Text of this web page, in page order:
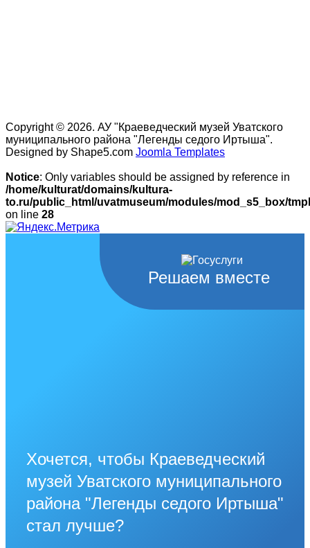
Copyright © 2026. АУ "Краеведческий музей Уватского
муниципального района "Легенды седого Иртыша".
Designed by Shape5.com Joomla Templates
Notice: Only variables should be assigned by reference in
/home/kulturat/domains/kultura-
to.ru/public_html/uvatmuseum/modules/mod_s5_box/
on line 28
Решаем вместе
Хочется, чтобы Краеведческий
музей Уватского муниципального
района "Легенды седого Иртыша"
стал лучше?